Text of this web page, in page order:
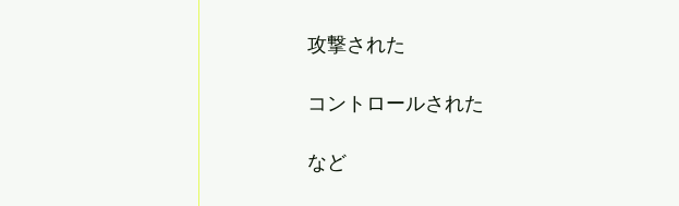
攻撃された
コントロールされた
など